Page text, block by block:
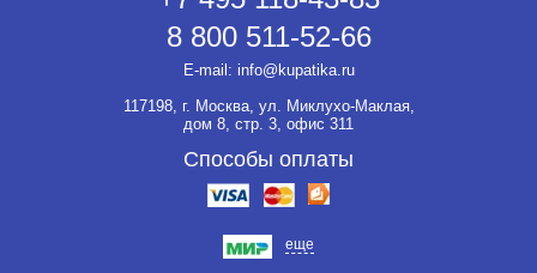
8 800 511-52-66
E-mail: info@kupatika.ru
117198, г. Москва, ул. Миклухо-Маклая,
дом 8, стр. 3, офис 311
Способы оплаты
еще